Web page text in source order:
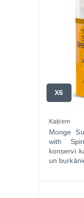
X6
Kaķiem
Monge
with
konservi
un